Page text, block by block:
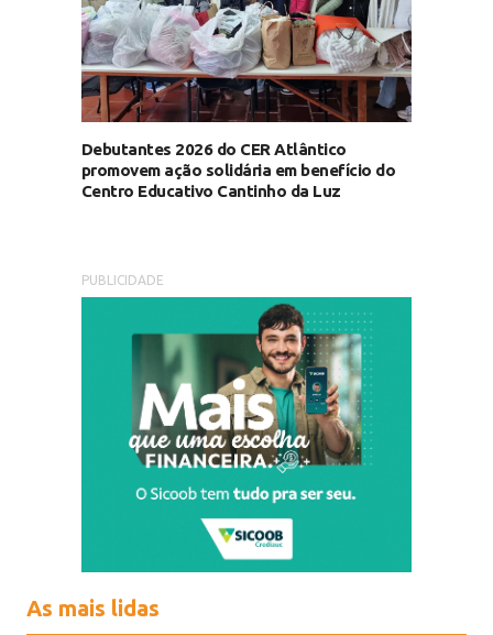
Debutantes 2026 do CER Atlântico
promovem ação solidária em benefício do
Centro Educativo Cantinho da Luz
PUBLICIDADE
As mais lidas